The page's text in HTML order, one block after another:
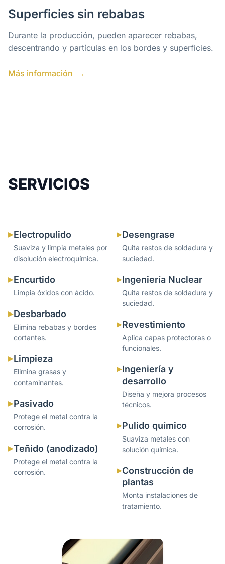
Superficies sin rebabas
Durante la producción, pueden aparecer rebabas,
descentrando y partículas en los bordes y superficies.
Más información
SERVICIOS
Electropulido
Suaviza y limpia metales por
disolución electroquímica.
Encurtido
Limpia óxidos con ácido.
Desbarbado
Elimina rebabas y bordes
cortantes.
Limpieza
Elimina grasas y
contaminantes.
Pasivado
Protege el metal contra la
corrosión.
Teñido (anodizado)
Protege el metal contra la
corrosión.
Desengrase
Quita restos de soldadura y
suciedad.
Ingeniería Nuclear
Quita restos de soldadura y
suciedad.
Revestimiento
Aplica capas protectoras o
funcionales.
Ingeniería y
desarrollo
Diseña y mejora procesos
técnicos.
Pulido químico
Suaviza metales con
solución química.
Construcción de
plantas
Monta instalaciones de
tratamiento.